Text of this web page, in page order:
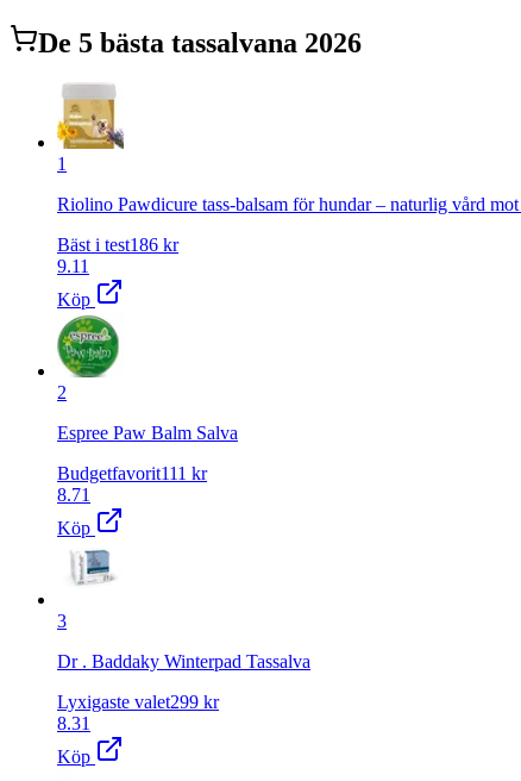
De 5 bästa tassalvana 2026
1
Riolino Pawdicure tass-balsam för hundar – naturlig vård
Bäst i test186 kr
9.11
Köp
2
Espree Paw Balm Salva
Budgetfavorit111 kr
8.71
Köp
3
Dr . Baddaky Winterpad Tassalva
Lyxigaste valet299 kr
8.31
Köp